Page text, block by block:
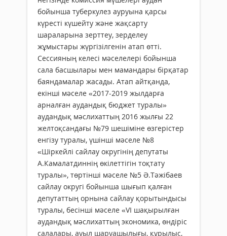
бойынша туберкулез ауруына қарсы
күресті күшейту және жақсарту
шараларына зерттеу, зерделеу
жұмыстары жүргізілгенін атап өтті.
Сессияның келесі мәселелері бойынша
сала басшылары мен мамандары бірқатар
баяндамалар жасады. Атап айтқанда,
екінші мәселе «2017-2019 жылдарға
арналған аудандық бюджет туралы»
аудандық мәслихаттың 2016 жылғы 22
желтоқсандағы №79 шешіміне өзгерістер
енгізу туралы, үшінші мәселе №8
«Шіркейлі сайлау округінің депутаты
А.Камалатдиннің өкілеттігін тоқтату
туралы», төртінші мәселе №5 Ә.Тәжібаев
сайлау округі бойынша шығып қалған
депутаттың орнына сайлау қорытындысы
туралы, бесінші мәселе «VI шақырылған
аудандық мәслихаттың экономика, өндіріс
салалары, ауыл шаруашылығы, құрылыс,